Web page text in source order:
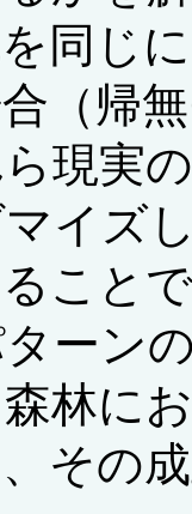
同じ
（帰
現実
イズ
こと
ーン
林に
その